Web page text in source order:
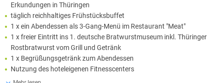
Erkundungen in Thüringen
täglich reichhaltiges Frühstücksbuffet
1 x ein Abendessen als 3-Gang-Menü im Restaurant "Meat"
1 x freier Eintritt ins 1. deutsche Bratwurstmuseum inkl. Thüringer
Rostbratwurst vom Grill und Getränk
1 x Begrüßungsgetränk zum Abendessen
Nutzung des hoteleigenen Fitnesscenters